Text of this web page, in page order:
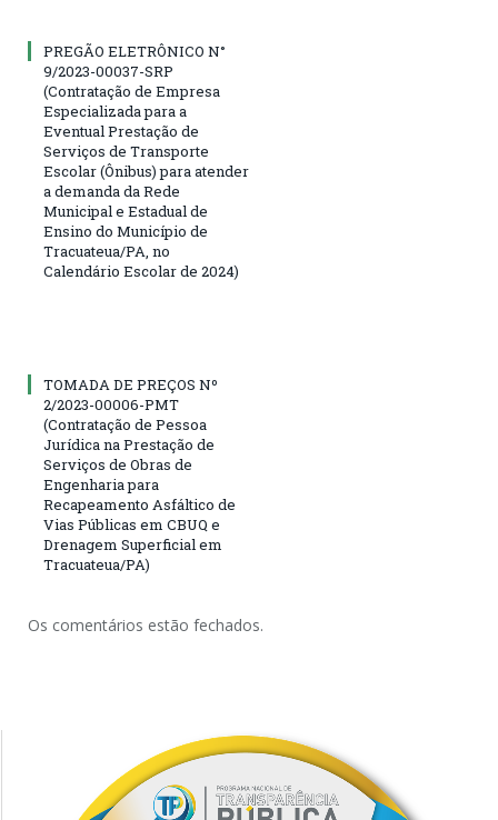
PREGÃO ELETRÔNICO N°
9/2023-00037-SRP
(Contratação de Empresa
Especializada para a
Eventual Prestação de
Serviços de Transporte
Escolar (Ônibus) para atender
a demanda da Rede
Municipal e Estadual de
Ensino do Município de
Tracuateua/PA, no
Calendário Escolar de 2024)
TOMADA DE PREÇOS Nº
2/2023-00006-PMT
(Contratação de Pessoa
Jurídica na Prestação de
Serviços de Obras de
Engenharia para
Recapeamento Asfáltico de
Vias Públicas em CBUQ e
Drenagem Superficial em
Tracuateua/PA)
Os comentários estão fechados.